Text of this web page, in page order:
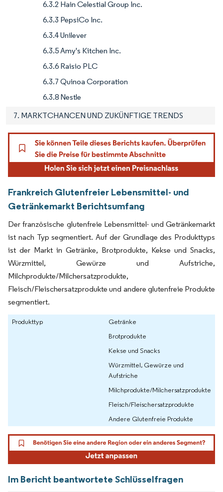
6.3.2 Hain Celestial Group Inc.
6.3.3 PepsiCo Inc.
6.3.4 Unilever
6.3.5 Amy's Kitchen Inc.
6.3.6 Raisio PLC
6.3.7 Quinoa Corporation
6.3.8 Nestle
7. MARKTCHANCEN UND ZUKÜNFTIGE TRENDS
Frankreich Glutenfreier Lebensmittel- und
Getränkemarkt Berichtsumfang
Der französische glutenfreie Lebensmittel- und Getränkemarkt
ist nach Typ segmentiert. Auf der Grundlage des Produkttyps
ist der Markt in Getränke, Brotprodukte, Kekse und Snacks,
Würzmittel, Gewürze und Aufstriche,
Milchprodukte/Milchersatzprodukte,
Fleisch/Fleischersatzprodukte und andere glutenfreie Produkte
segmentiert.
Produkttyp
Getränke
Brotprodukte
Kekse und Snacks
Würzmittel, Gewürze und
Aufstriche
Milchprodukte/Milchersatzprodukte
Fleisch/Fleischersatzprodukte
Andere Glutenfreie Produkte
Im Bericht beantwortete Schlüsselfragen